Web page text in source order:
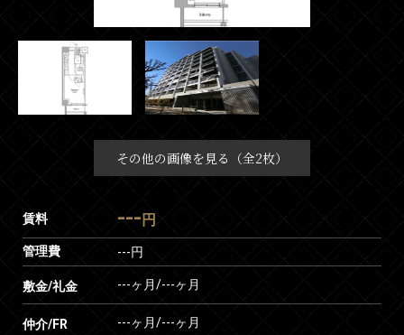
その他の画像を見る（全2枚）
賃料 --- 円
管理費 ---円
敷金/礼金 ---ヶ月/---ヶ月
仲介/FR ---ヶ月/---ヶ月